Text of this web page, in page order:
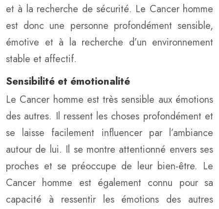
et à la recherche de sécurité. Le Cancer homme
est donc une personne profondément sensible,
émotive et à la recherche d’un environnement
stable et affectif.
Sensibilité et émotionalité
Le Cancer homme est très sensible aux émotions
des autres. Il ressent les choses profondément et
se laisse facilement influencer par l’ambiance
autour de lui. Il se montre attentionné envers ses
proches et se préoccupe de leur bien-être. Le
Cancer homme est également connu pour sa
capacité à ressentir les émotions des autres